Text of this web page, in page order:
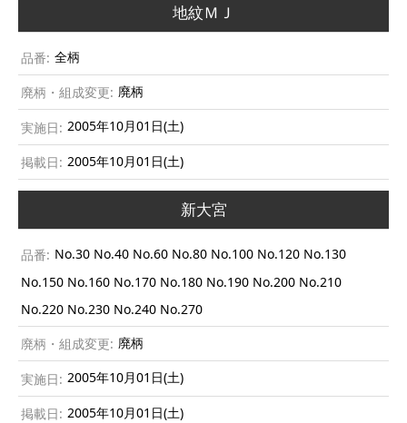
地紋ＭＪ
全柄
廃柄
2005年10月01日(土)
2005年10月01日(土)
新大宮
No.30 No.40 No.60 No.80 No.100 No.120 No.130
No.150 No.160 No.170 No.180 No.190 No.200 No.210
No.220 No.230 No.240 No.270
廃柄
2005年10月01日(土)
2005年10月01日(土)